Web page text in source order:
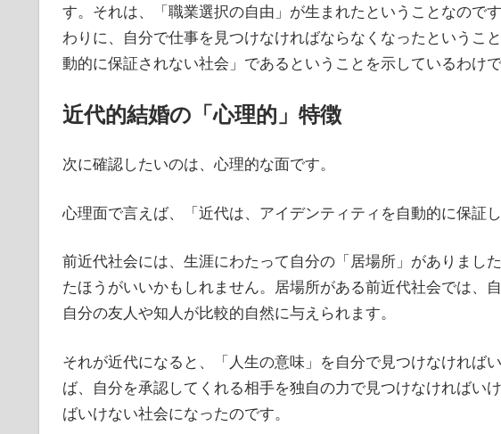
す。それは、「職業選択の自由」が生まれたということなので
わりに、自分で仕事を見つけなければならなくなったというこ
動的に保証されない社会」であるということを示しているわけで
近代的結婚の「心理的」特徴
次に確認したいのは、心理的な面です。
心理面で言えば、「近代は、アイデンティティを自動的に保証
前近代社会には、生涯にわたって自分の「居場所」がありまし
たほうがいいかもしれません。居場所がある前近代社会では、
自分の友人や知人が比較的自然に与えられます。
それが近代になると、「人生の意味」を自分で見つけなければ
ば、自分を承認してくれる相手を独自の力で見つけなければい
ばいけない社会になったのです。